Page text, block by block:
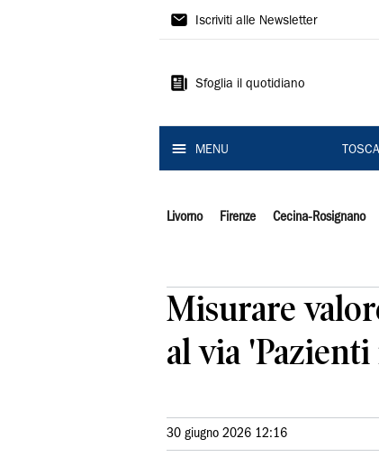
Il
Iscriviti alle Newsletter
Sfoglia il quotidiano
MENU
Livorno Firenze Cecina-Rosignano
Misurare
al via
30 giugno 2026 12:16